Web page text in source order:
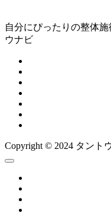
自分にぴったりの整体
ウナビ
Copyright © 2024 タント